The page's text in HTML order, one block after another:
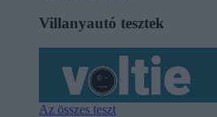
Villanyautó tesztek
Az összes teszt